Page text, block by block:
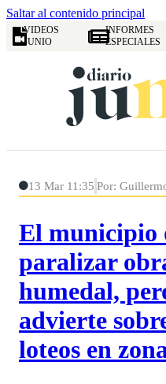
Saltar al contenido principal
VIDEOS
JUNIO
INFORMES
ESPECIALES
13 Mar 11:35 Por:
El municipio
paralizar
humedal,
advierte
loteos en